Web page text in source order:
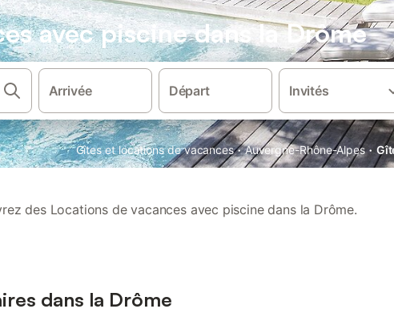
avec piscine dans la Drôme
Arrivée Départ Invités
Gîtes et locations de vacances · Auvergne-Rhône-Alpes ·
des Locations de vacances avec piscine dans la Drôme.
dans la Drôme